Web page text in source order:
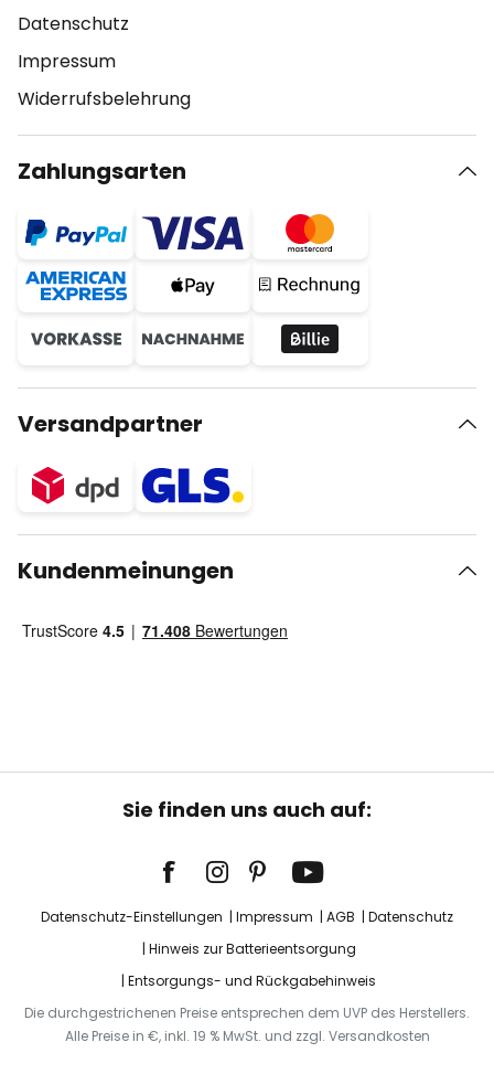
Datenschutz
Impressum
Widerrufsbelehrung
Zahlungsarten
Versandpartner
Kundenmeinungen
Sie finden uns auch auf:
Datenschutz-Einstellungen Impressum AGB
Datenschutz
Hinweis zur Batterieentsorgung
Entsorgungs- und Rückgabehinweis
Die durchgestrichenen Preise entsprechen dem UVP des Herstellers.
Alle Preise in €, inkl. 19 % MwSt. und zzgl. Versandkosten